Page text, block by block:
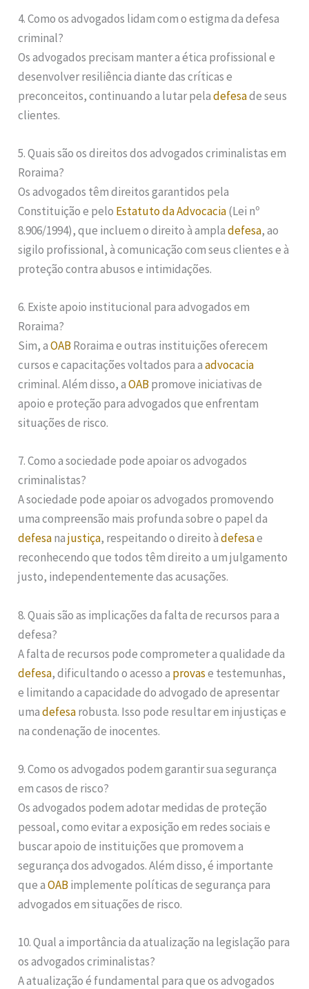
4. Como os advogados lidam com o estigma da defesa
criminal?
Os advogados precisam manter a ética profissional e
desenvolver resiliência diante das críticas e
preconceitos, continuando a lutar peladefesade seus
clientes.
5. Quais são os direitos dos advogados criminalistas em
Roraima?
Os advogados têm direitos garantidos pela
Constituição e pelo Estatuto da Advocacia(Lei nº
8.906/1994), que incluem o direito à ampladefesa, ao
sigilo profissional, à comunicação com seus clientes e à
proteção contra abusos e intimidações.
6. Existe apoio institucional para advogados em
Roraima?
Sim, aOABRoraima e outras instituições oferecem
cursos e capacitações voltados para aadvocacia
criminal. Além disso, aOABpromove iniciativas de
apoio e proteção para advogados que enfrentam
situações de risco.
7. Como a sociedade pode apoiar os advogados
criminalistas?
A sociedade pode apoiar os advogados promovendo
uma compreensão mais profunda sobre o papel da
defesanajustiça, respeitando o direito àdefesae
reconhecendo que todos têm direito a um julgamento
justo, independentemente das acusações.
8. Quais são as implicações da falta de recursos para a
defesa?
A falta de recursos pode comprometer a qualidade da
defesa, dificultando o acesso a provase testemunhas,
e limitando a capacidade do advogado de apresentar
umadefesarobusta. Isso pode resultar em injustiças e
na condenação de inocentes.
9. Como os advogados podem garantir sua segurança
em casos de risco?
Os advogados podem adotar medidas de proteção
pessoal, como evitar a exposição em redes sociais e
buscar apoio de instituições que promovem a
segurança dos advogados. Além disso, é importante
que aOABimplemente políticas de segurança para
advogados em situações de risco.
10. Qual a importância da atualização na legislação para
os advogados criminalistas?
A atualização é fundamental para que os advogados